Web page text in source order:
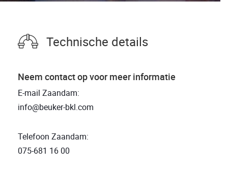
Technische details
Neem contact op voor meer informatie
E-mail Zaandam:
info@beuker-bkl.com
Telefoon Zaandam:
075-681 16 00